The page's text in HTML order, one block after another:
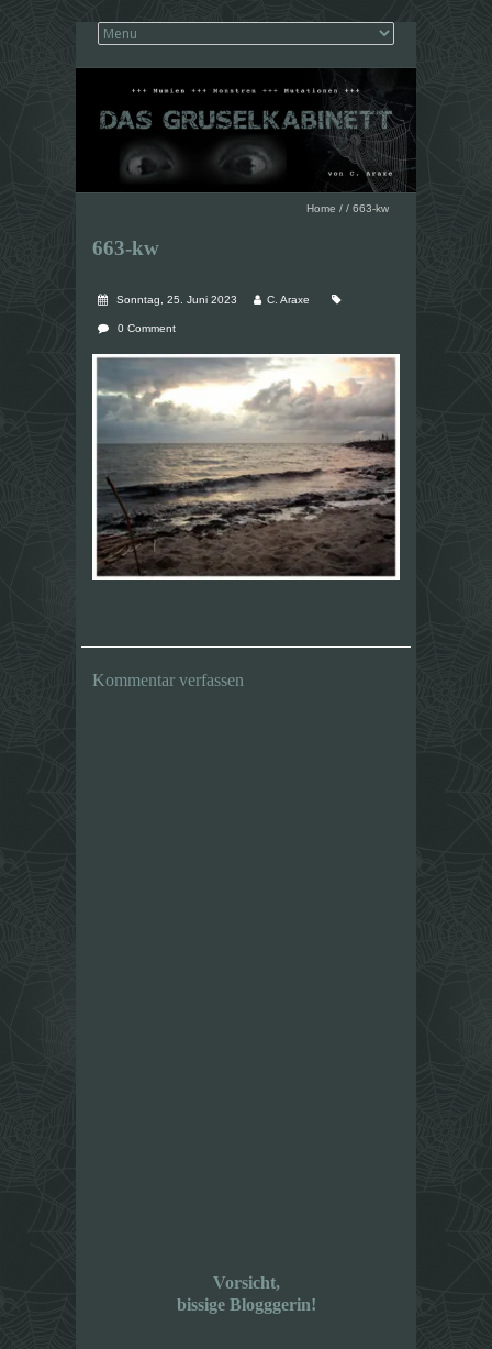
Home / / 663-kw
663-kw
Sonntag, 25. Juni 2023 C. Araxe
0 Comment
Kommentar verfassen
Vorsicht,
bissige Blogggerin!